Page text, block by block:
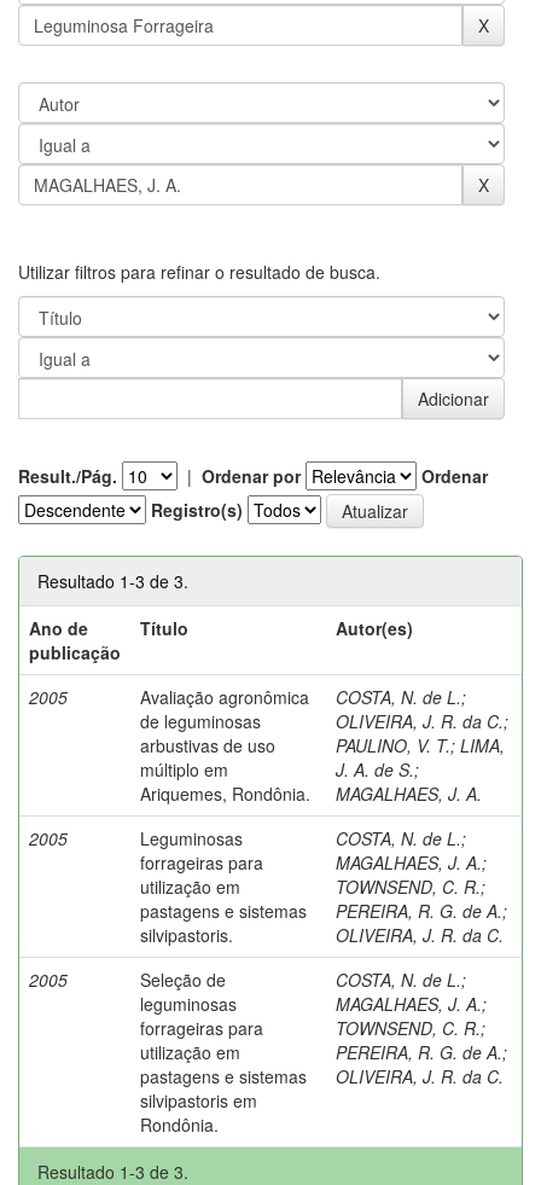
Utilizar filtros para refinar o resultado de busca.
Result./Pág. | Ordenar por
Ordenar
Registro(s)
Resultado 1-3 de 3.
Ano de
publicação
Título Autor(es)
2005
Avaliação agronômica
de leguminosas
arbustivas de uso
múltiplo em
Ariquemes, Rondônia.
COSTA, N. de L.;
OLIVEIRA, J. R. da C.;
PAULINO, V. T.; LIMA,
J. A. de S.;
MAGALHAES, J. A.
2005
Leguminosas
forrageiras para
utilização em
pastagens e sistemas
silvipastoris.
COSTA, N. de L.;
MAGALHAES, J. A.;
TOWNSEND, C. R.;
PEREIRA, R. G. de A.;
OLIVEIRA, J. R. da C.
2005
Seleção de
leguminosas
forrageiras para
utilização em
pastagens e sistemas
silvipastoris em
Rondônia.
COSTA, N. de L.;
MAGALHAES, J. A.;
TOWNSEND, C. R.;
PEREIRA, R. G. de A.;
OLIVEIRA, J. R. da C.
Resultado 1-3 de 3.